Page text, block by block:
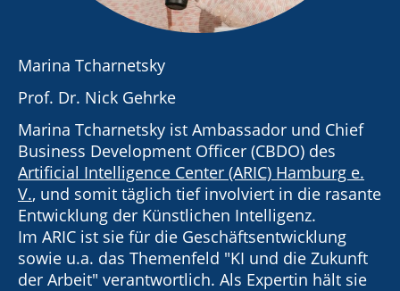
Marina Tcharnetsky
Prof. Dr. Nick Gehrke
Marina Tcharnetsky ist Ambassador und Chief
Business Development Officer (CBDO) des
Artificial Intelligence Center (ARIC) Hamburg e.
V., und somit täglich tief involviert in die rasante
Entwicklung der Künstlichen Intelligenz.
Im ARIC ist sie für die Geschäftsentwicklung
sowie u.a. das Themenfeld "KI und die Zukunft
der Arbeit" verantwortlich. Als Expertin hält sie